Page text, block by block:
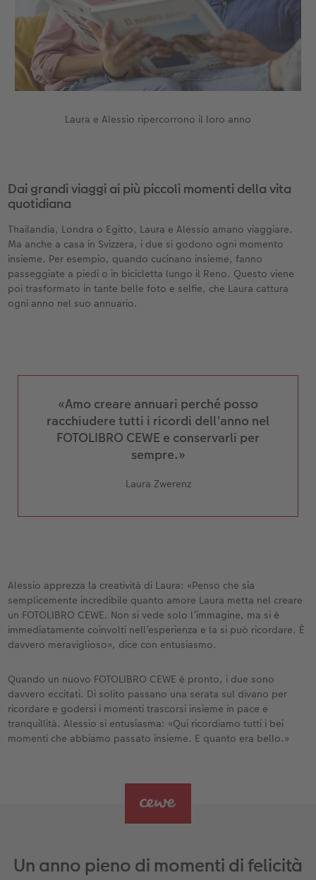
Accessori
Laura e Alessio ripercorrono il loro anno
Dai grandi viaggi ai più piccoli momenti della vita
quotidiana
Thailandia, Londra o Egitto, Laura e Alessio amano viaggiare.
Ma anche a casa in Svizzera, i due si godono ogni momento
insieme. Per esempio, quando cucinano insieme, fanno
passeggiate a piedi o in bicicletta lungo il Reno. Questo viene
poi trasformato in tante belle foto e selfie, che Laura cattura
ogni anno nel suo annuario.
«Amo creare annuari perché posso
racchiudere tutti i ricordi dell’anno nel
FOTOLIBRO CEWE e conservarli per
sempre.»
Laura Zwerenz
Alessio apprezza la creatività di Laura: «Penso che sia
semplicemente incredibile quanto amore Laura metta nel creare
un FOTOLIBRO CEWE. Non si vede solo l’immagine, ma si è
immediatamente coinvolti nell’esperienza e la si può ricordare. È
davvero meraviglioso», dice con entusiasmo.
Quando un nuovo FOTOLIBRO CEWE è pronto, i due sono
davvero eccitati. Di solito passano una serata sul divano per
ricordare e godersi i momenti trascorsi insieme in pace e
tranquillità. Alessio si entusiasma: «Qui ricordiamo tutti i bei
momenti che abbiamo passato insieme. E quanto era bello.»
Un anno pieno di momenti di felicità